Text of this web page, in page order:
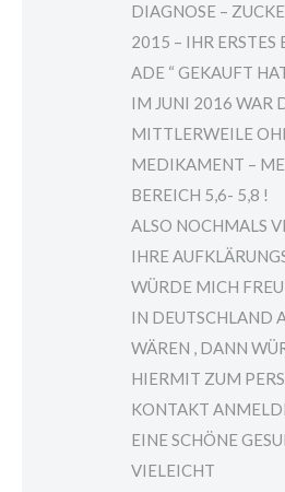
DIAGNOSE –
2015 – IHR ERSTES
ADE “ GEKAUFT
IM JUNI 2016 WAR
MITTLERWEILE
MEDIKAMENT –
BEREICH 5,6- 5,8 !
ALSO NOCHMALS
IHRE
WÜRDE MICH
IN DEUTSCHLAND
WÄREN , DANN
HIERMIT ZUM
KONTAKT
EINE SCHÖNE
VIELEICHT